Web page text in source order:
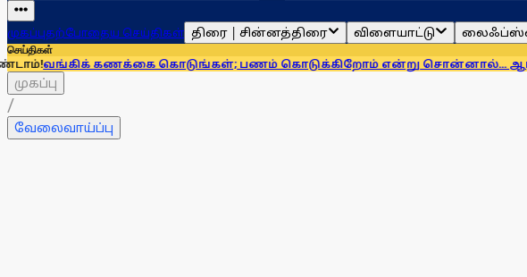
முகப்புதற்போதைய செய்திகள் திரை | சின்னத்திரை விளையாட்டு
செய்திகள்
கணக்கை கொடுங்கள்; பணம் கொடுக்கிறோம் என்று சொன்னால்... ஆர்பிஐ
முகப்பு
/
வேலைவாய்ப்பு